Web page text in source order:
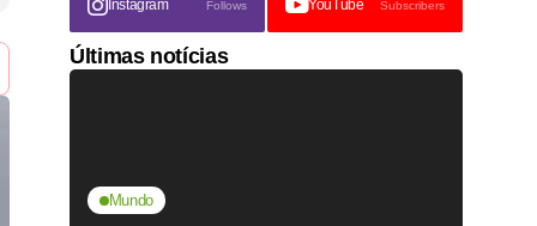
Instagram Follows YouTube Subscribers
Últimas notícias
Mundo